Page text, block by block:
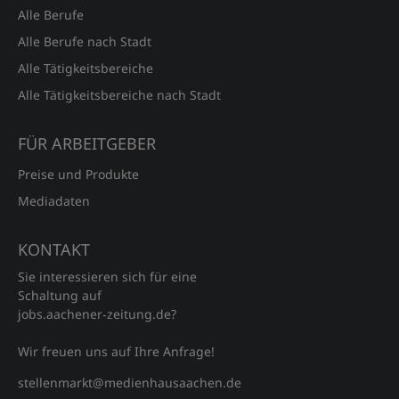
Alle Berufe
Alle Berufe nach Stadt
Alle Tätigkeitsbereiche
Alle Tätigkeitsbereiche nach Stadt
FÜR ARBEITGEBER
Preise und Produkte
Mediadaten
KONTAKT
Sie interessieren sich für eine
Schaltung auf
jobs.aachener‑zeitung.de?
Wir freuen uns auf Ihre Anfrage!
stellenmarkt@medienhausaachen.de